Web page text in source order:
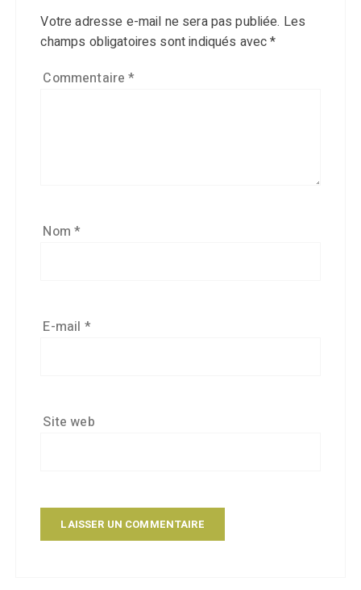
Votre adresse e-mail ne sera pas publiée. Les
champs obligatoires sont indiqués avec*
Commentaire*
Nom*
E-mail *
Site web